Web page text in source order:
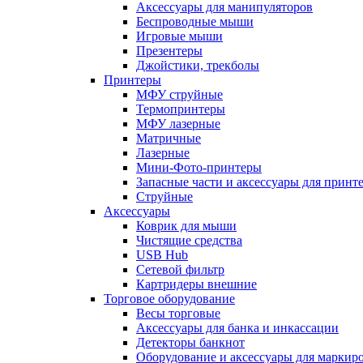
Аксессуары для манипуляторов
Беспроводные мыши
Игровые мыши
Презентеры
Джойстики, трекболы
Принтеры
МФУ струйные
Термопринтеры
МФУ лазерные
Матричные
Лазерные
Мини-Фото-принтеры
Запасные части и аксессуары для
Струйные
Аксессуары
Коврик для мыши
Чистящие средства
USB Hub
Сетевой фильтр
Картридеры внешние
Торговое оборудование
Весы торговые
Аксессуары для банка и инкассации
Детекторы банкнот
Оборудование и аксессуары для